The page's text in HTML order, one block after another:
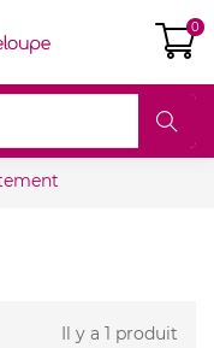
0
Il y a 1 produit